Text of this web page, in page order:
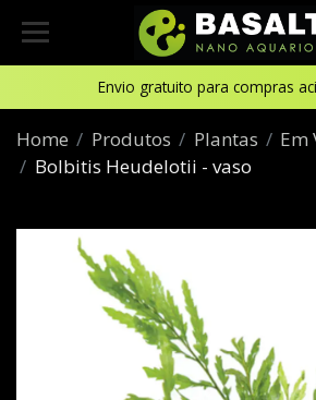
Envio gratuito para compras
Home Produtos Plantas
Em
Bolbitis Heudelotii - vaso